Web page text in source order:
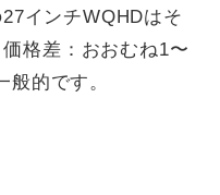
インチWQHDはそ
格差：おおむね1〜
的です。